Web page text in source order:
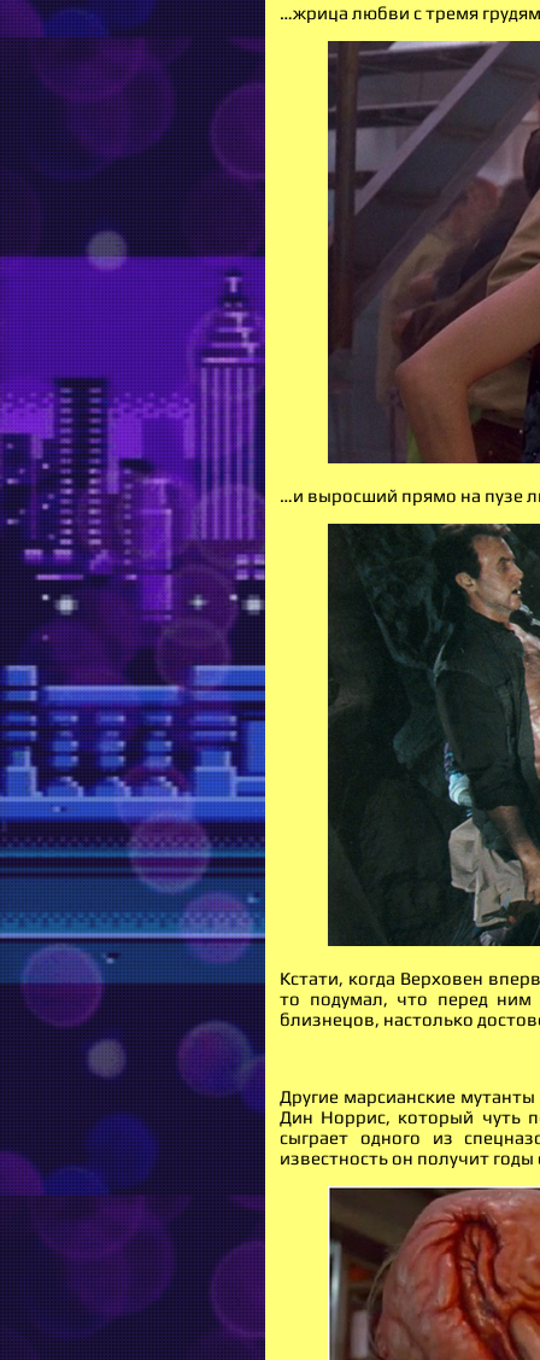
…жрица любви с тремя
…и выросший прямо на пузе
Кстати, когда Верховен
то подумал, что перед ним
близнецов, настолько
Другие марсианские
Дин Норрис, который чуть
сыграет одного из
известность он получит годы